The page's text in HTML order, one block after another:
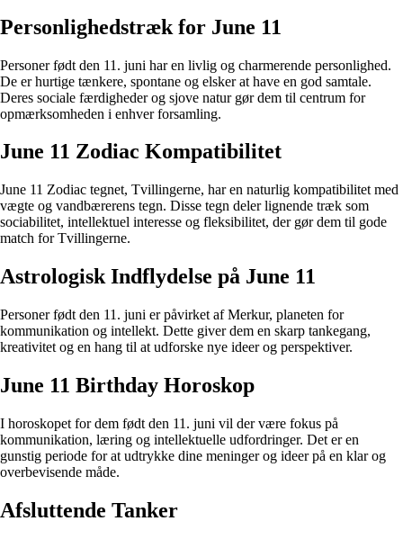
Personlighedstræk for June 11
Personer født den 11. juni har en livlig og charmerende personlighed.
De er hurtige tænkere, spontane og elsker at have en god samtale.
Deres sociale færdigheder og sjove natur gør dem til centrum for
opmærksomheden i enhver forsamling.
June 11 Zodiac Kompatibilitet
June 11 Zodiac tegnet, Tvillingerne, har en naturlig kompatibilitet med
vægte og vandbærerens tegn. Disse tegn deler lignende træk som
sociabilitet, intellektuel interesse og fleksibilitet, der gør dem til gode
match for Tvillingerne.
Astrologisk Indflydelse på June 11
Personer født den 11. juni er påvirket af Merkur, planeten for
kommunikation og intellekt. Dette giver dem en skarp tankegang,
kreativitet og en hang til at udforske nye ideer og perspektiver.
June 11 Birthday Horoskop
I horoskopet for dem født den 11. juni vil der være fokus på
kommunikation, læring og intellektuelle udfordringer. Det er en
gunstig periode for at udtrykke dine meninger og ideer på en klar og
overbevisende måde.
Afsluttende Tanker